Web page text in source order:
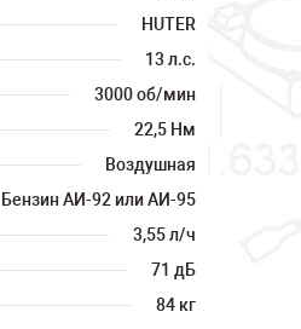
HUTER
13 л.с.
3000 об/мин
22,5 Нм
Воздушная
Бензин АИ-92 или АИ-95
3,55 л/ч
71 дБ
84 кг